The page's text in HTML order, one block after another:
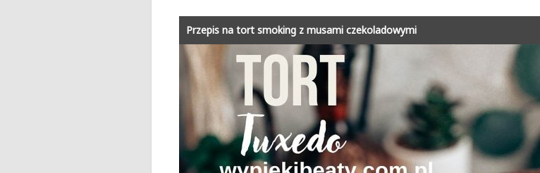
Przepis na tort smoking z musami czekoladowymi